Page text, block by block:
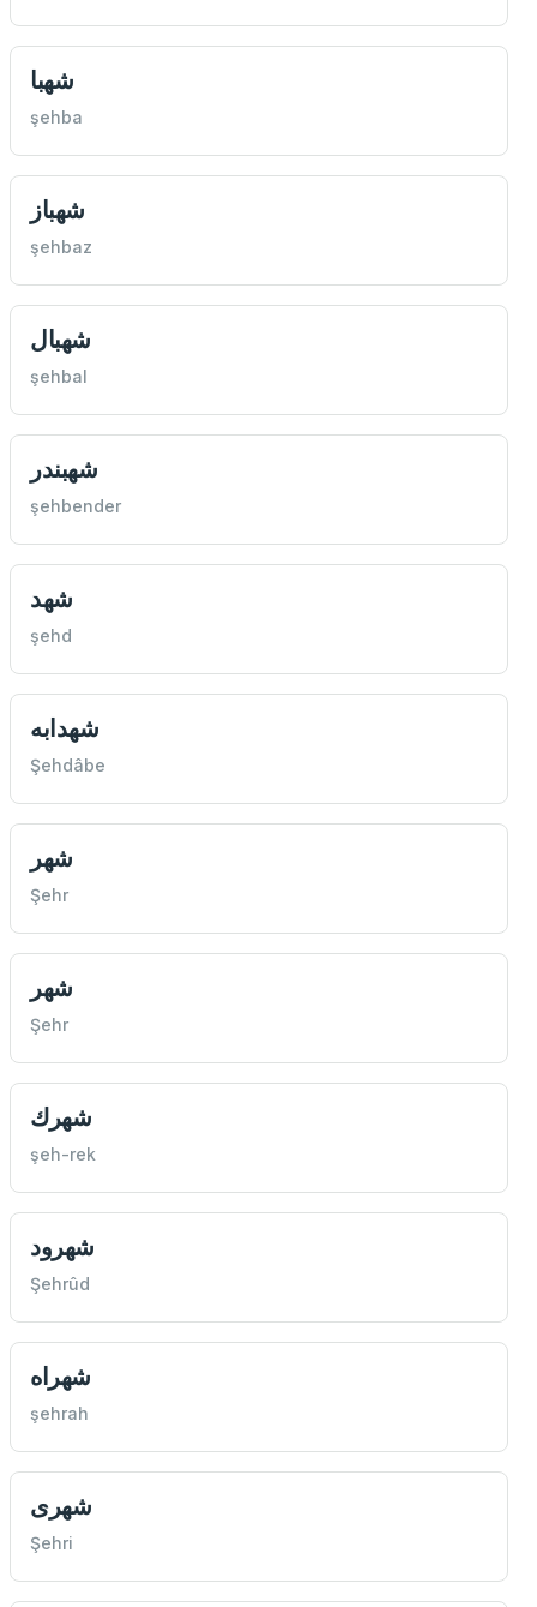
شهبا
şehba
شهباز
şehbaz
شهبال
şehbal
شهبندر
şehbender
شهد
şehd
شهدابه
Şehdâbe
شهر
Şehr
شهر
Şehr
شهرك
şeh-rek
شهرود
Şehrûd
شهراه
şehrah
شهری
Şehri